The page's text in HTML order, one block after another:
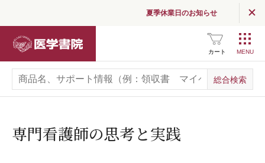
夏季休業日のお知らせ
カート
専門看護師の思考と実践